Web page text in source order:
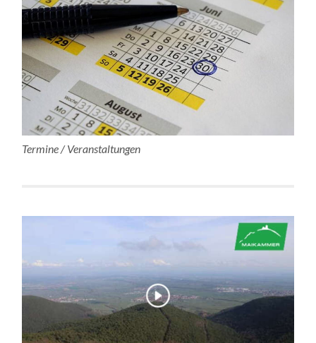
Termine / Veranstaltungen